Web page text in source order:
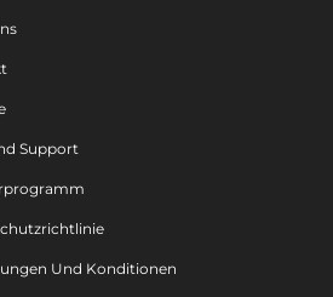
Support
Und Konditionen